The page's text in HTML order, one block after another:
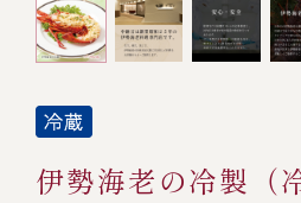
(生おせち/おせち冷凍)
鉄板焼 ひかり
お食い初め重
調味料
お味噌汁
伊勢海老の冷製（